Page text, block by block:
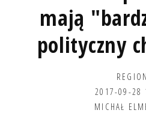
mają
polityczny
REGION
2017-09-28
MICHAŁ